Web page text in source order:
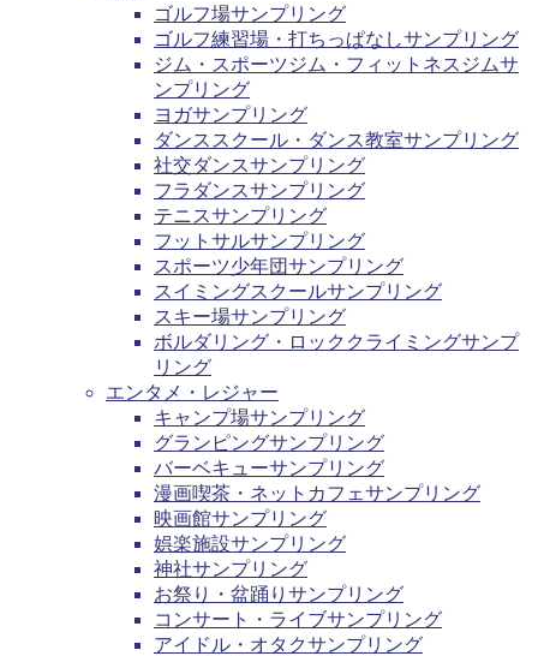
ゴルフ場サンプリング
ゴルフ練習場・打ちっぱなしサンプリング
ジム・スポーツジム・フィットネスジムサ
ンプリング
ヨガサンプリング
ダンススクール・ダンス教室サンプリング
社交ダンスサンプリング
フラダンスサンプリング
テニスサンプリング
フットサルサンプリング
スポーツ少年団サンプリング
スイミングスクールサンプリング
スキー場サンプリング
ボルダリング・ロッククライミングサンプ
リング
エンタメ・レジャー
キャンプ場サンプリング
グランピングサンプリング
バーベキューサンプリング
漫画喫茶・ネットカフェサンプリング
映画館サンプリング
娯楽施設サンプリング
神社サンプリング
お祭り・盆踊りサンプリング
コンサート・ライブサンプリング
アイドル・オタクサンプリング